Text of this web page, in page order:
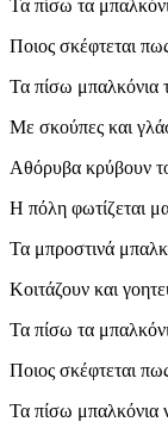
Τα πίσω τα
Ποιος σκέφτεται
Τα πίσω μπαλκόνια
Με σκούπες και
Αθόρυβα κρύβουν
Η πόλη φωτίζεται
Τα μπροστινά
Κοιτάζουν και
Τα πίσω τα
Ποιος σκέφτεται
Τα πίσω μπαλκόνια